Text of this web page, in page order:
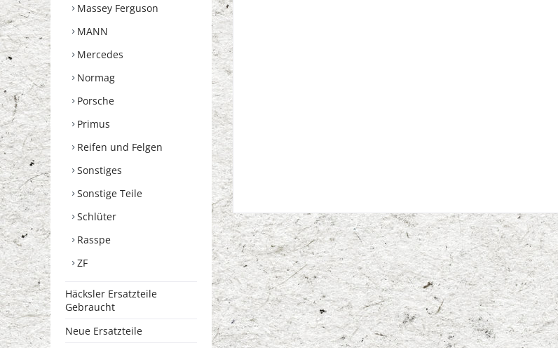
Massey Ferguson
MANN
Mercedes
Normag
Porsche
Primus
Reifen und Felgen
Sonstiges
Sonstige Teile
Schlüter
Rasspe
ZF
Häcksler Ersatzteile
Gebraucht
Neue Ersatzteile